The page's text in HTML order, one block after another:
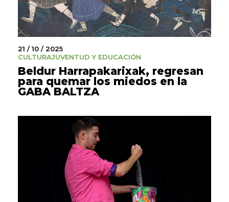
21 / 10 / 2025
CULTURAJUVENTUD Y EDUCACIÓN
Beldur Harrapakarixak, regresan
para quemar los miedos en la
GABA BALTZA